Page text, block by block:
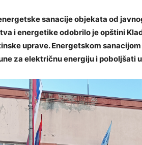
sanacije objekata od
i energetike odobrilo je opštini
uprave. Energetskom
za električnu energiju i poboljšati